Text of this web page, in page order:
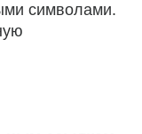
символами.